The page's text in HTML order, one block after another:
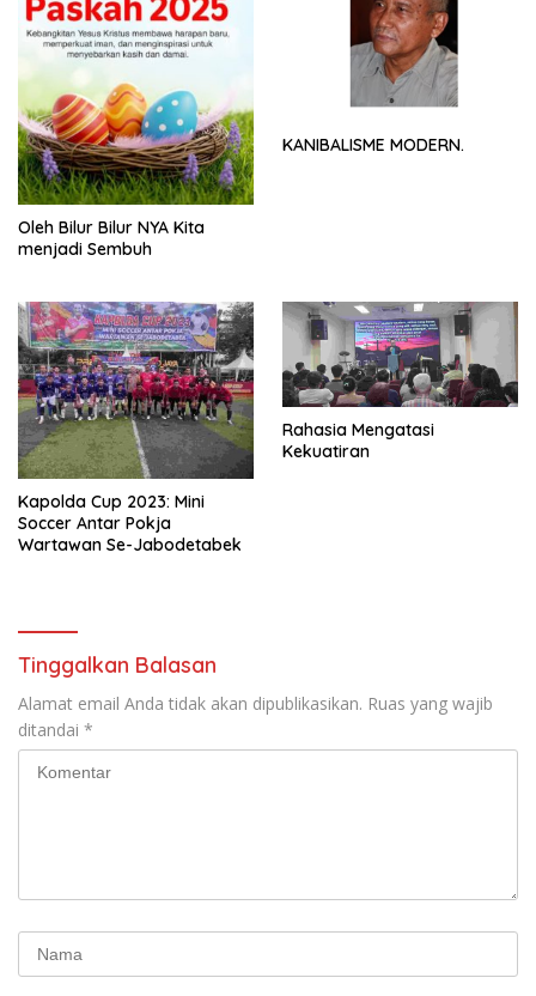
Oleh Bilur Bilur NYA Kita
menjadi Sembuh
KANIBALISME MODERN.
Kapolda Cup 2023: Mini
Soccer Antar Pokja
Wartawan Se-Jabodetabek
Rahasia Mengatasi
Kekuatiran
Tinggalkan Balasan
Alamat email Anda tidak akan dipublikasikan. Ruas yang wajib
ditandai *